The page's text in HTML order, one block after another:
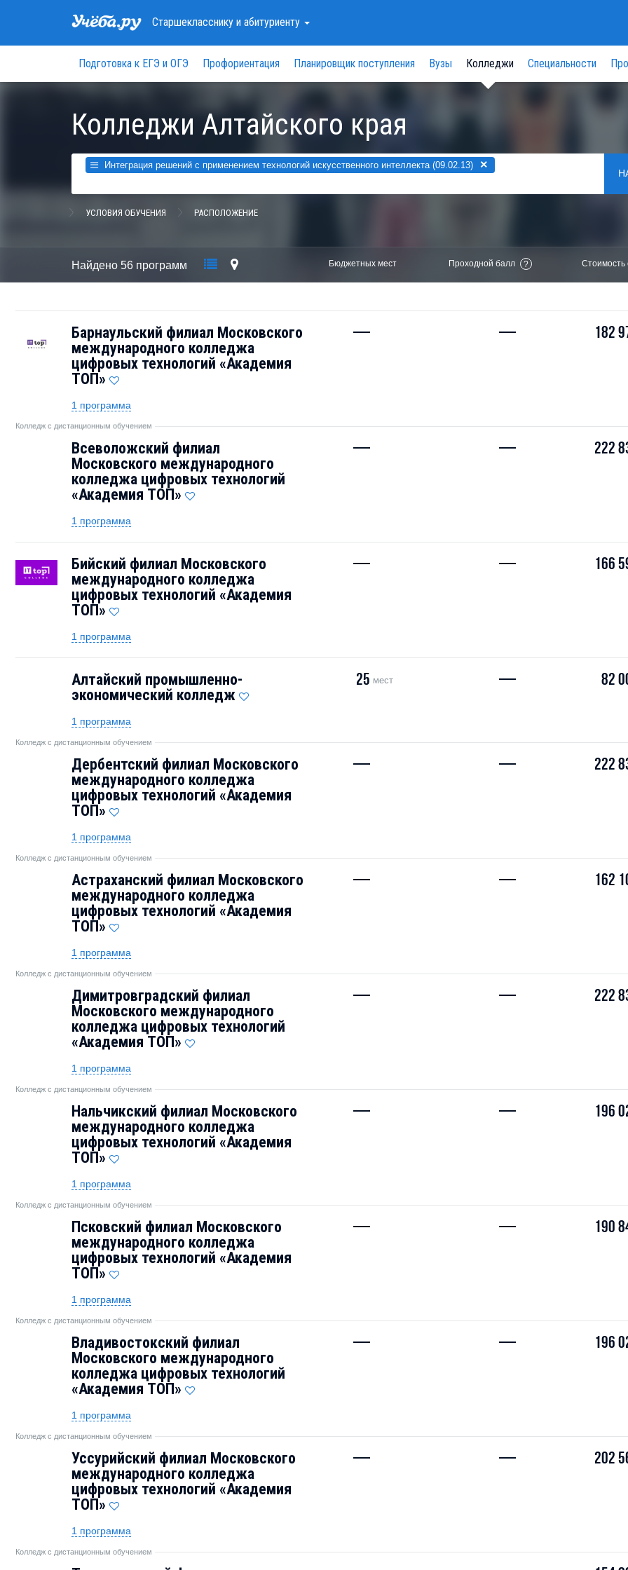
Старшеклассникуи абитуриенту
Подготовка к ЕГЭ и ОГЭ Профориентация Планировщик поступления Вузы Колледжи Специальности
Колледжи Алтайского края
Интеграция решений с применением технологий искусственного интеллекта (09.02.13) ×
УСЛОВИЯ ОБУЧЕНИЯ РАСПОЛОЖЕНИЕ
Найдено 56 программ Бюджетных мест Проходной балл ? Стоимость
Барнаульский филиал Московского
международного колледжа
цифровых технологий «Академия
TOП»
— — 182
1 программа
Колледж с дистанционным обучением
Всеволожский филиал
Московского международного
колледжа цифровых технологий
«Академия ТОП»
— — 222
1 программа
Бийский филиал Московского
международного колледжа
цифровых технологий «Академия
TOП»
— — 166
1 программа
Алтайский промышленно-
экономический колледж
25 мест — 82
1 программа
Колледж с дистанционным обучением
Дербентский филиал Московского
международного колледжа
цифровых технологий «Академия
ТОП»
— — 222
1 программа
Колледж с дистанционным обучением
Астраханский филиал Московского
международного колледжа
цифровых технологий «Академия
TOП»
— — 162
1 программа
Колледж с дистанционным обучением
Димитровградский филиал
Московского международного
колледжа цифровых технологий
«Академия ТОП»
— — 222
1 программа
Колледж с дистанционным обучением
Нальчикский филиал Московского
международного колледжа
цифровых технологий «Академия
ТОП»
— — 196
1 программа
Колледж с дистанционным обучением
Псковский филиал Московского
международного колледжа
цифровых технологий «Академия
TOП»
— — 190
1 программа
Колледж с дистанционным обучением
Владивостокский филиал
Московского международного
колледжа цифровых технологий
«Академия TOП»
— — 196
1 программа
Колледж с дистанционным обучением
Уссурийский филиал Московского
международного колледжа
цифровых технологий «Академия
TOП»
— — 202
1 программа
Колледж с дистанционным обучением